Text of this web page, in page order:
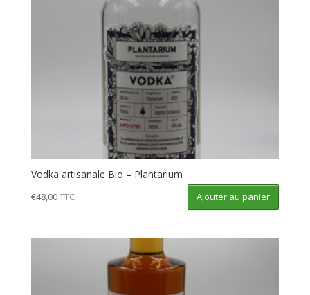
Vodka artisanale Bio – Plantarium
€48,00TTC Ajouter au panier